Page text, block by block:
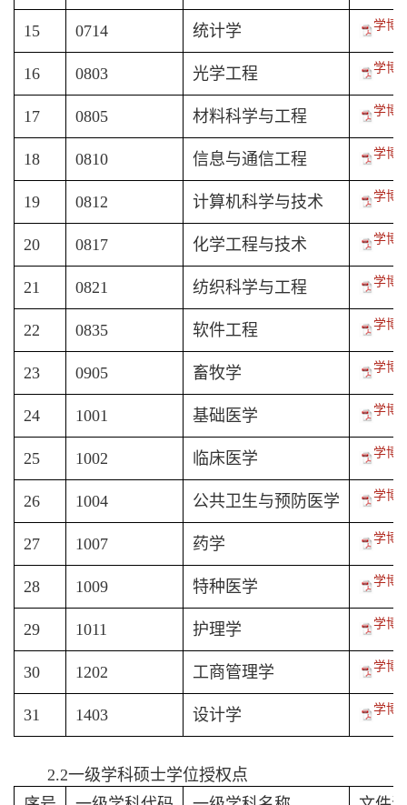
15 0714 统计学 学博-
16 0803 光学工程 学博-
17 0805 材料科学与工程 学博-
18 0810 信息与通信工程 学博-
19 0812 计算机科学与技术 学博-
20 0817 化学工程与技术 学博-
21 0821 纺织科学与工程 学博-
22 0835 软件工程 学博-
23 0905 畜牧学 学博-
24 1001 基础医学 学博-
25 1002 临床医学 学博-
26 1004 公共卫生与预防医学 学博-
27 1007 药学 学博-
28 1009 特种医学 学博-
29 1011 护理学 学博-
30 1202 工商管理学 学博-
31 1403 设计学 学博-
2.2一级学科硕士学位授权点